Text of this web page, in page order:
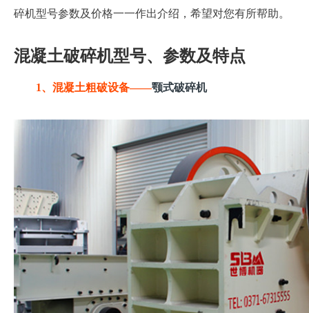
碎机型号参数及价格一一作出介绍，希望对您有所帮助。
混凝土破碎机型号、参数及特点
1、混凝土粗破设备——颚式破碎机